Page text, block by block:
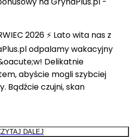
2026 ⚡ Lato wita nas z
odpalamy wakacyjny
Delikatnie
abyście mogli szybciej
Bądźcie czujni, skan
DALEJ